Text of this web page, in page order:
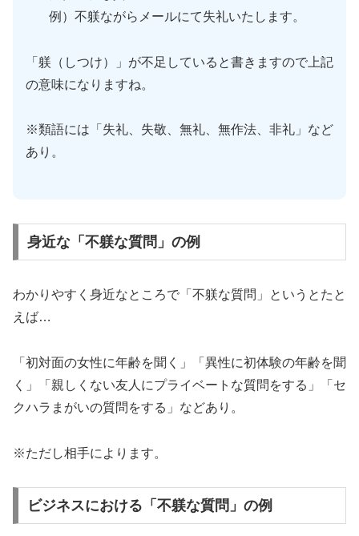
例）不躾ながらメールにて失礼いたします。
「躾（しつけ）」が不足していると書きますので上記
の意味になりますね。
※類語には「失礼、失敬、無礼、無作法、非礼」など
あり。
身近な「不躾な質問」の例
わかりやすく身近なところで「不躾な質問」というとたと
えば…
「初対面の女性に年齢を聞く」「異性に初体験の年齢を聞
く」「親しくない友人にプライベートな質問をする」「セ
クハラまがいの質問をする」などあり。
※ただし相手によります。
ビジネスにおける「不躾な質問」の例